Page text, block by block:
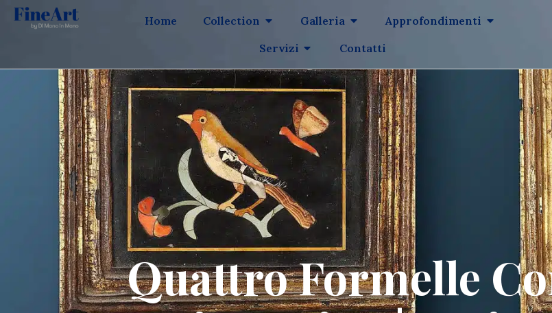
Home Collection Galleria
Approfondimenti
Servizi
Contatti
Quattro Formelle